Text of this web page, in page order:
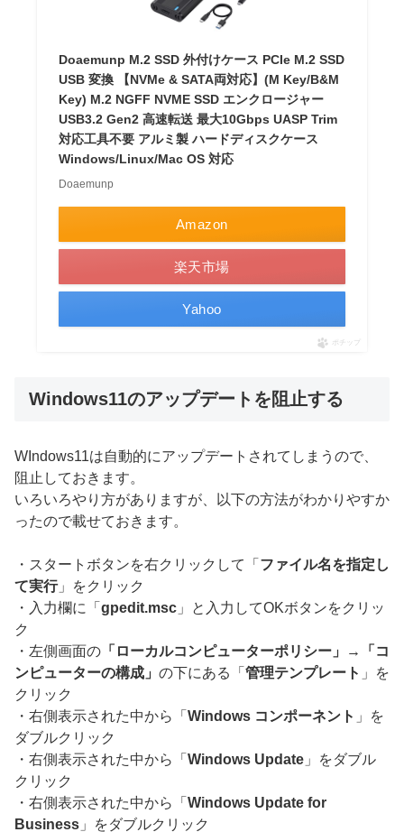
Doaemunp M.2 SSD 外付けケース PCIe M.2 SSD
USB 変換 【NVMe & SATA両対応】(M Key/B&M
Key) M.2 NGFF NVME SSD エンクロージャー
USB3.2 Gen2 高速転送 最大10Gbps UASP Trim
対応工具不要 アルミ製 ハードディスクケース
Windows/Linux/Mac OS 対応
Doaemunp
Amazon
楽天市場
Yahoo
ポチップ
Windows11のアップデートを阻止する
WIndows11は自動的にアップデートされてしまうので、
阻止しておきます。
いろいろやり方がありますが、以下の方法がわかりやすか
ったので載せておきます。
・スタートボタンを右クリックして「 ファイル名を指定し
て実行」をクリック
・入力欄に「 gpedit.msc 」と入力してOKボタンをクリッ
ク
・左側画面の 「ローカルコンピューターポリシー」→「コ
ンピューターの構成」 の下にある「 管理テンプレート 」を
クリック
・右側表示された中から「 Windows コンポーネント 」を
ダブルクリック
・右側表示された中から「 Windows Update 」をダブル
クリック
・右側表示された中から「 Windows Update for
Business 」をダブルクリック